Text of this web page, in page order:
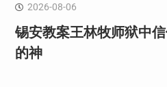
2026-08-06
锡安教案王林牧师狱中
的神